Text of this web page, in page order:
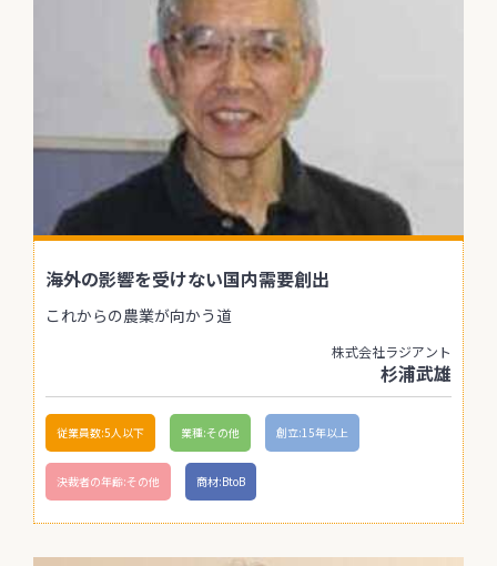
海外の影響を受けない国内需要創出
これからの農業が向かう道
株式会社ラジアント
杉浦武雄
従業員数:5人以下 業種:その他 創立:15年以上
決裁者の年齢:その他 商材:BtoB